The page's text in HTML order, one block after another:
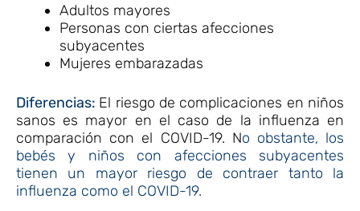
Adultos mayores
Personas con ciertas afecciones
subyacentes
Mujeres embarazadas
Diferencias: El riesgo de complicaciones en niños
sanos es mayor en el caso de la influenza en
comparación con el COVID-19. No obstante, los
bebés y niños con afecciones subyacentes
tienen un mayor riesgo de contraer tanto la
influenza como el COVID-19.